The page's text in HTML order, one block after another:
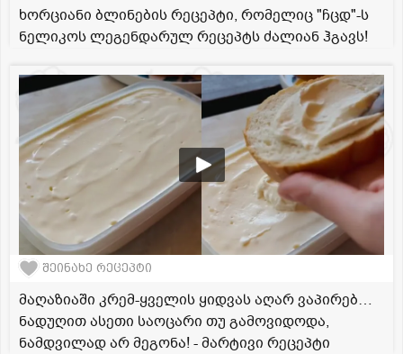
ხორციანი ბლინების რეცეპტი, რომელიც "ჩცდ"-ს
ნელიკოს ლეგენდარულ რეცეპტს ძალიან ჰგავს!
შეინახე რეცეპტი
მაღაზიაში კრემ-ყველის ყიდვას აღარ ვაპირებ…
ნადუღით ასეთი საოცარი თუ გამოვიდოდა,
ნამდვილად არ მეგონა! - მარტივი რეცეპტი